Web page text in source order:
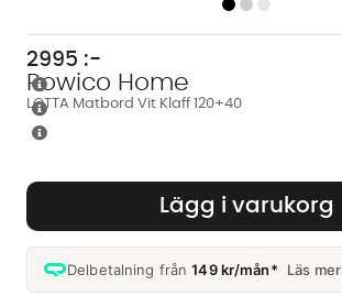
LOTTA Matbord Vit Klaff 120+40
Rowico Home
2995 :-
Lägg i varukorg
Delbetalning från149 kr/mån* Läs mer